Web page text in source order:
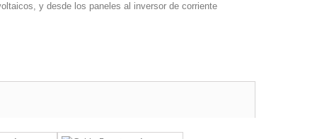
y desde los paneles al inversor de corriente